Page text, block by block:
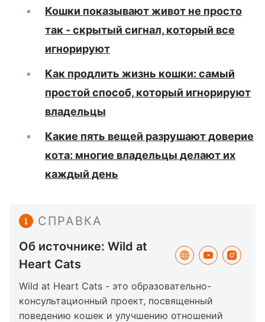
Кошки показывают живот не просто
так - скрытый сигнал, который все
игнорируют
Как продлить жизнь кошки: самый
простой способ, который игнорируют
владельцы
Какие пять вещей разрушают доверие
кота: многие владельцы делают их
каждый день
СПРАВКА
Об источнике: Wild at
Heart Cats
Wild at Heart Cats - это образовательно-
консультационный проект, посвященный
поведению кошек и улучшению отношений